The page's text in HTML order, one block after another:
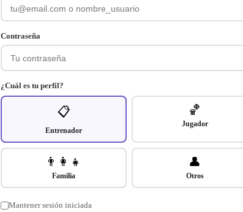
Contraseña
¿Cuál es tu perfil?
📋
Entrenador
🏀
Jugador
👨‍👩‍👧
Familia
👤
Otros
Mantener sesión iniciada